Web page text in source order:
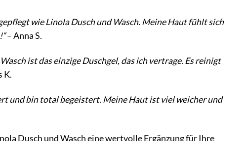
wie Linola Dusch und Wasch. Meine Haut fühlt sich
– Anna S.
ist das einzige Duschgel, das ich vertrage. Es reinigt
K.
und bin total begeistert. Meine Haut ist viel weicher und
Dusch und Wasch eine wertvolle Ergänzung für Ihre